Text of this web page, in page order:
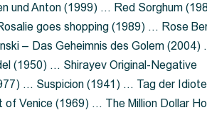
und Anton (1999) … Red Sorghum
goes shopping (1989) … Rose
– Das Geheimnis des Golem (2004)
(1950) … Shirayev Original-Negative
… Suspicion (1941) … Tag der
Venice (1969) … The Million Dollar